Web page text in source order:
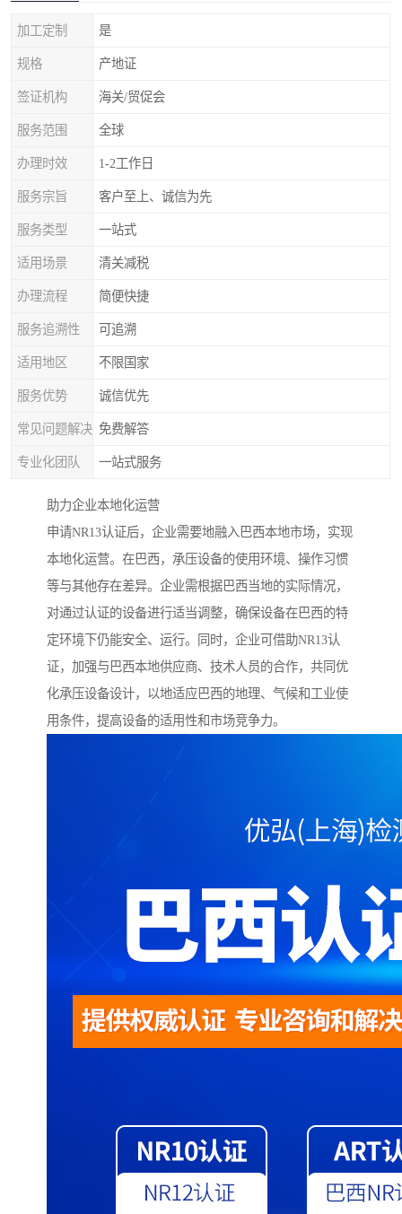
加工定制 是
规格 产地证
签证机构 海关/贸促会
服务范围 全球
办理时效 1-2工作日
服务宗旨 客户至上、诚信为先
服务类型 一站式
适用场景 清关减税
办理流程 简便快捷
服务追溯性 可追溯
适用地区 不限国家
服务优势 诚信优先
常见问题解决 免费解答
专业化团队 一站式服务
助力企业本地化运营
申请NR13认证后，企业需要地融入巴西本地市场，实现
本地化运营。在巴西，承压设备的使用环境、操作习惯
等与其他存在差异。企业需根据巴西当地的实际情况，
对通过认证的设备进行适当调整，确保设备在巴西的特
定环境下仍能安全、运行。同时，企业可借助NR13认
证，加强与巴西本地供应商、技术人员的合作，共同优
化承压设备设计，以地适应巴西的地理、气候和工业使
用条件，提高设备的适用性和市场竞争力。